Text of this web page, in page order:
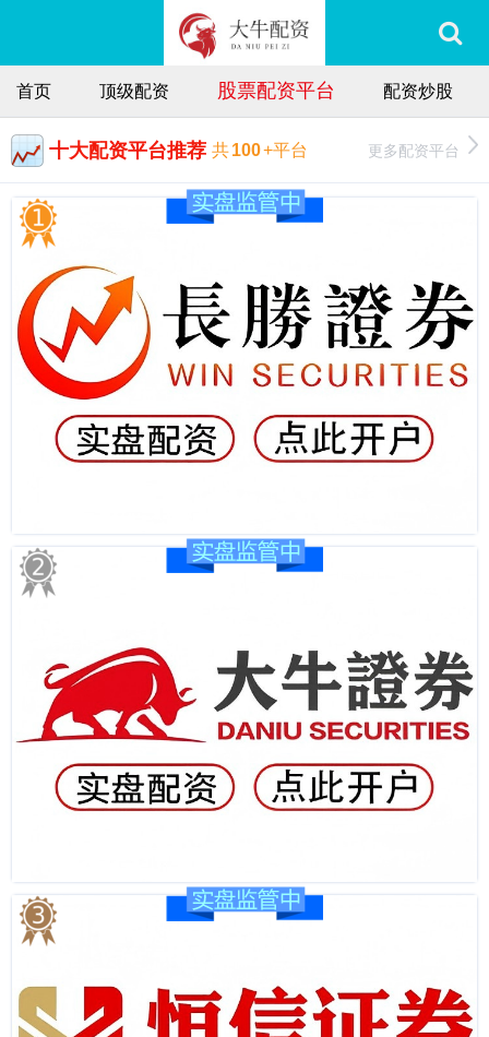
首页 顶级配资 股票配资平台 配资炒股
十大配资平台推荐 共100+平台 更多配资平台